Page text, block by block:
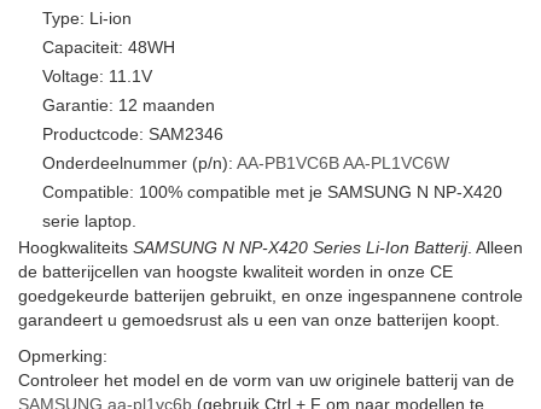
Type: Li-ion
Capaciteit: 48WH
Voltage: 11.1V
Garantie: 12 maanden
Productcode: SAM2346
Onderdeelnummer (p/n): AA-PB1VC6BAA-PL1VC6W
Compatible: 100% compatible met je SAMSUNG N NP-X420
serie laptop.
Hoogkwaliteits SAMSUNG N NP-X420 Series Li-Ion Batterij. Alleen
de batterijcellen van hoogste kwaliteit worden in onze CE
goedgekeurde batterijen gebruikt, en onze ingespannene controle
garandeert u gemoedsrust als u een van onze batterijen koopt.
Opmerking:
Controleer het model en de vorm van uw originele batterij van de
SAMSUNG aa-pl1vc6b (gebruik Ctrl + F om naar modellen te